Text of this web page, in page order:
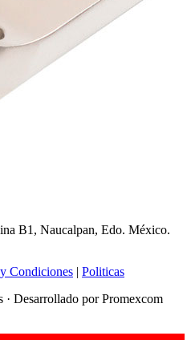
B1, Naucalpan, Edo. México.
Condiciones | Politicas
Desarrollado por Promexcom